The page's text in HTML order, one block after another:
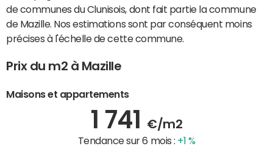
de communes du Clunisois, dont fait partie la commune
de Mazille. Nos estimations sont par conséquent moins
précises à l'échelle de cette commune.
Prix du m2 à Mazille
Maisons et appartements
1 741 €/m2
Tendance sur 6 mois : +1 %